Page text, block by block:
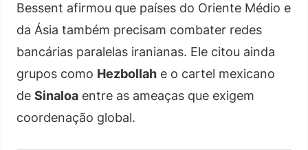
Bessent afirmou que países do Oriente Médio e
da Ásia também precisam combater redes
bancárias paralelas iranianas. Ele citou ainda
grupos como Hezbollah e o cartel mexicano
de Sinaloa entre as ameaças que exigem
coordenação global.